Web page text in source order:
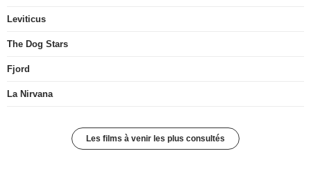
Leviticus
The Dog Stars
Fjord
La Nirvana
Les films à venir les plus consultés